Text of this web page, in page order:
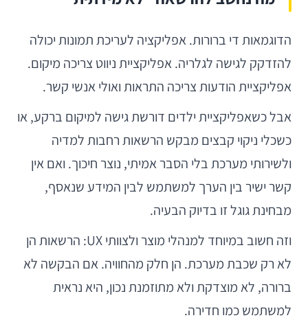
הדוגמאות די ברורות. אפליקציה לעריכת תמונות יכולה
להזדקק לגישה לגלריה. אפליקציית ניווט צריכה מיקום.
אפליקציית הודעות צריכה התראות ואולי אנשי קשר.
אבל כשאפליקציית ילדים דורשת גישה למיקום ברקע, או
כשכלי ניקוי קבצים מבקש הרשאות רחבות למדיה
ולשירותי מערכת בלי הסבר אמיתי, נוצר חיכוך. ואם אין
קשר ישיר בין הערך למשתמש לבין המידע שנאסף,
מבחינת גוגל זו בדיוק הבעיה.
וזה חשוב במיוחד למנהלי מוצר ולצוותי UX: הרשאות הן
לא רק שכבת מערכת. הן חלק מהחוויה. אם הבקשה לא
ברורה, לא מוצדקת ולא מתוזמנת נכון, היא נראית
למשתמש כמו חדירה.